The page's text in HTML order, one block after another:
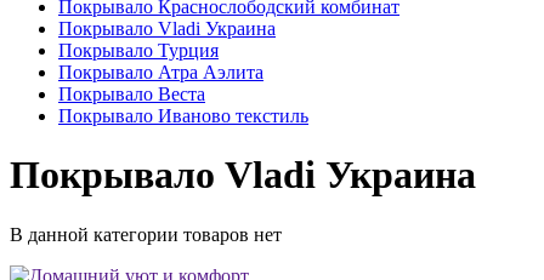
Покрывало Краснослободский комбинат
Покрывало Vladi Украина
Покрывало Турция
Покрывало Атра Аэлита
Покрывало Веста
Покрывало Иваново текстиль
Покрывало Vladi Украина
В данной категории товаров нет